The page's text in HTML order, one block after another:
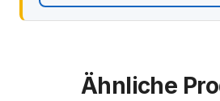
Ähnliche